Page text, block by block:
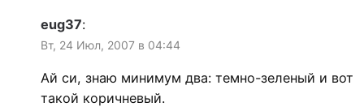
eug37:
Вт, 24 Июл, 2007 в 04:44
Ай си, знаю минимум два: темно-зеленый и вот
такой коричневый.